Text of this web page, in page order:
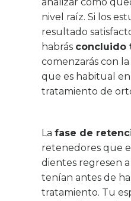
nivel raíz. Si los
resultado
habrás concluido
comenzarás con
que es habitual
tratamiento de
La fase de
retenedores que
dientes regresen
tenían antes de
tratamiento. Tu